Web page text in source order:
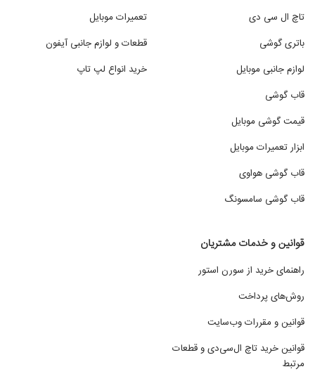
تاچ ال سی دی
باتری گوشی
لوازم جانبی موبایل
قاب گوشی
قیمت گوشی موبایل
ابزار تعمیرات موبایل
قاب گوشی هواوی
قاب گوشی سامسونگ
تعمیرات موبایل
قطعات و لوازم جانبی آیفون
خرید انواع لپ تاپ
قوانین و خدمات مشتریان
راهنمای خرید از سورن استور
روش‌های پرداخت
قوانین و مقررات وب‌سایت
قوانین خرید تاچ ال‌سی‌دی و قطعات
مرتبط